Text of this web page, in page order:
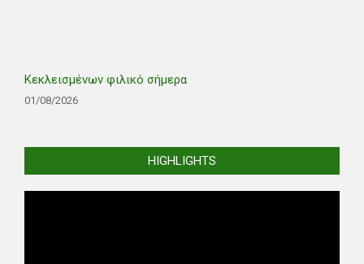
Κεκλεισμένων φιλικό σήμερα
01/08/2026
HIGHLIGHTS